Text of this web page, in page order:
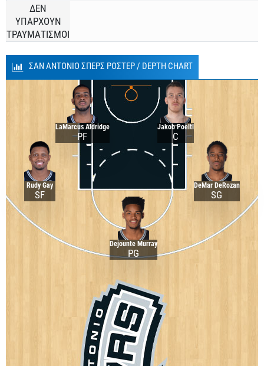
ΔΕΝ
ΥΠΑΡΧΟΥΝ
ΤΡΑΥΜΑΤΙΣΜΟΙ
ΣΑΝ ΑΝΤΟΝΙΟ ΣΠΕΡΣ ΡΟΣΤΕΡ / DEPTH CHART
LaMarcus Aldridge
PF
DeMar DeRozan
SG
Rudy Gay
SF
Dejounte Murray
PG
Jakob Poeltl
C